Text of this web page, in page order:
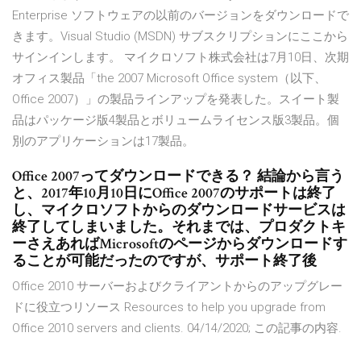
Enterprise ソフトウェアの以前のバージョンをダウンロードで
きます。Visual Studio (MSDN) サブスクリプションにここから
サインインします。 マイクロソフト株式会社は7月10日、次期
オフィス製品「the 2007 Microsoft Office system（以下、
Office 2007）」の製品ラインアップを発表した。スイート製
品はパッケージ版4製品とボリュームライセンス版3製品。個
別のアプリケーションは17製品。
Office 2007ってダウンロードできる？ 結論から言う
と、2017年10月10日にOffice 2007のサポートは終了
し、マイクロソフトからのダウンロードサービスは
終了してしまいました。それまでは、プロダクトキ
ーさえあればMicrosoftのページからダウンロードす
ることが可能だったのですが、サポート終了後
Office 2010 サーバーおよびクライアントからのアップグレー
ドに役立つリソース Resources to help you upgrade from
Office 2010 servers and clients. 04/14/2020; この記事の内容.